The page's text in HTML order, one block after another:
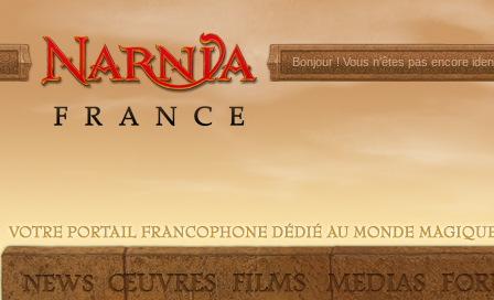
Bonjour !Vous n'êtes pas encore